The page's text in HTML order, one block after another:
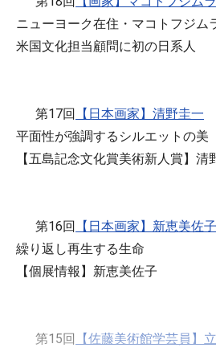
ニューヨーク在住・マコトフジム
米国文化担当顧問に初の日系人
第17回
【日本画家】清野圭一
平面性が強調するシルエットの美
【五島記念文化賞美術新人賞】清
第16回
【日本画家】新恵美佐子
繰り返し再生する生命
【個展情報】新恵美佐子
第15回
【佐藤美術館学芸員】